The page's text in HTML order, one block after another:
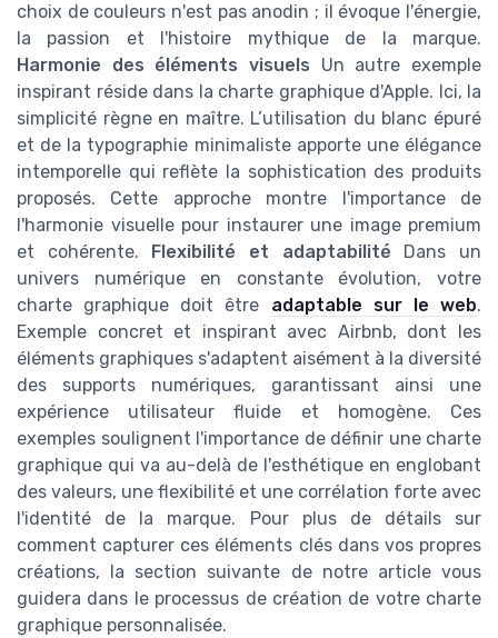
choix de couleurs n'est pas anodin ; il évoque l'énergie,
la passion et l'histoire mythique de la marque.
Harmonie des éléments visuels Un autre exemple
inspirant réside dans la charte graphique d'Apple. Ici, la
simplicité règne en maître. L’utilisation du blanc épuré
et de la typographie minimaliste apporte une élégance
intemporelle qui reflète la sophistication des produits
proposés. Cette approche montre l'importance de
l'harmonie visuelle pour instaurer une image premium
et cohérente.
Flexibilité et adaptabilité Dans un
univers numérique en constante évolution, votre
charte graphique doit être adaptable sur le web.
Exemple concret et inspirant avec Airbnb, dont les
éléments graphiques s'adaptent aisément à la diversité
des supports numériques, garantissant ainsi une
expérience utilisateur fluide et homogène. Ces
exemples soulignent l'importance de définir une charte
graphique qui va au-delà de l'esthétique en englobant
des valeurs, une flexibilité et une corrélation forte avec
l'identité de la marque. Pour plus de détails sur
comment capturer ces éléments clés dans vos propres
créations, la section suivante de notre article vous
guidera dans le processus de création de votre charte
graphique personnalisée.